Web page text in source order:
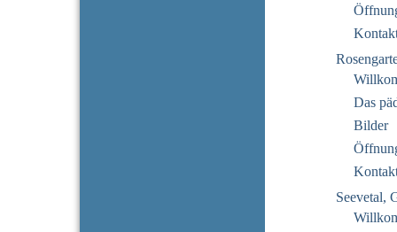
Das
Bilder
Seevetal,